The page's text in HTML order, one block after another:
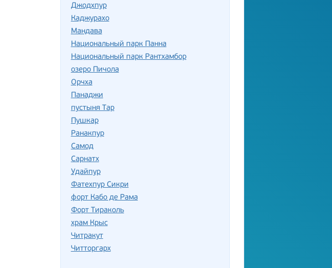
Джодхпур
Каджурахо
Мандава
Национальный парк Панна
Национальный парк Рантхамбор
озеро Пичола
Орчха
Панаджи
пустыня Тар
Пушкар
Ранакпур
Самод
Сарнатх
Удайпур
Фатехпур Сикри
форт Кабо де Рама
Форт Тираколь
храм Крыс
Читракут
Читторгарх